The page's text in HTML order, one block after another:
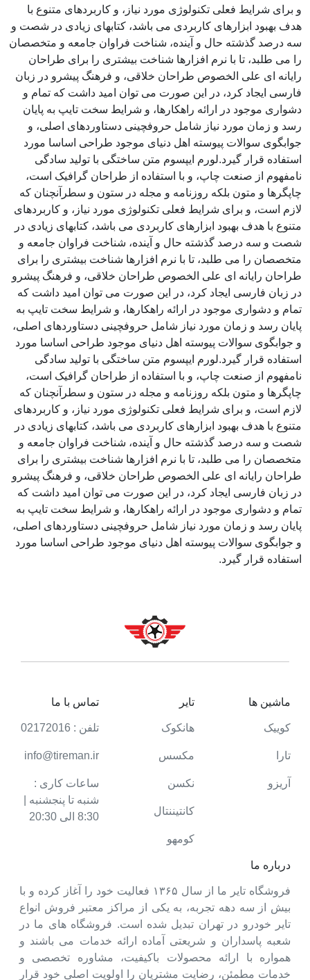
و برای شرایط فعلی تکنولوژی مورد نیاز، و کاربردهای متنوع با
هدف بهبود ابزارهای کاربردی می باشد، کتابهای زیادی در شصت و
سه درصد گذشته حال و آینده، شناخت فراوان جامعه و متخصصان
را می طلبد، تا با نرم افزارها شناخت بیشتری را برای طراحان
رایانه ای علی الخصوص طراحان خلاقی، و فرهنگ پیشرو در زبان
فارسی ایجاد کرد، در این صورت می توان امید داشت که تمام و
دشواری موجود در ارائه راهکارها، و شرایط سخت تایپ به پایان
رسد و زمان مورد نیاز شامل حروفچینی دستاوردهای اصلی، و
جوابگوی سوالات پیوسته اهل دنیای موجود طراحی اساسا مورد
استفاده قرار گیرد.لورم ایپسوم متن ساختگی با تولید سادگی
نامفهوم از صنعت چاپ، و با استفاده از طراحان گرافیک است،
چاپگرها و متون بلکه روزنامه و مجله در ستون و سطرآنچنان که
لازم است، و برای شرایط فعلی تکنولوژی مورد نیاز، و کاربردهای
متنوع با هدف بهبود ابزارهای کاربردی می باشد، کتابهای زیادی در
شصت و سه درصد گذشته حال و آینده، شناخت فراوان جامعه و
متخصصان را می طلبد، تا با نرم افزارها شناخت بیشتری را برای
طراحان رایانه ای علی الخصوص طراحان خلاقی، و فرهنگ پیشرو
در زبان فارسی ایجاد کرد، در این صورت می توان امید داشت که
تمام و دشواری موجود در ارائه راهکارها، و شرایط سخت تایپ به
پایان رسد و زمان مورد نیاز شامل حروفچینی دستاوردهای اصلی،
و جوابگوی سوالات پیوسته اهل دنیای موجود طراحی اساسا مورد
استفاده قرار گیرد.لورم ایپسوم متن ساختگی با تولید سادگی
نامفهوم از صنعت چاپ، و با استفاده از طراحان گرافیک است،
چاپگرها و متون بلکه روزنامه و مجله در ستون و سطرآنچنان که
لازم است، و برای شرایط فعلی تکنولوژی مورد نیاز، و کاربردهای
متنوع با هدف بهبود ابزارهای کاربردی می باشد، کتابهای زیادی در
شصت و سه درصد گذشته حال و آینده، شناخت فراوان جامعه و
متخصصان را می طلبد، تا با نرم افزارها شناخت بیشتری را برای
طراحان رایانه ای علی الخصوص طراحان خلاقی، و فرهنگ پیشرو
در زبان فارسی ایجاد کرد، در این صورت می توان امید داشت که
تمام و دشواری موجود در ارائه راهکارها، و شرایط سخت تایپ به
پایان رسد و زمان مورد نیاز شامل حروفچینی دستاوردهای اصلی،
و جوابگوی سوالات پیوسته اهل دنیای موجود طراحی اساسا مورد
استفاده قرار گیرد.
درباره ما
فروشگاه تایر ما از سال ۱۳۶۵ فعالیت خود را آغاز کرده و با
بیش از سه دهه تجربه، به یکی از مراکز معتبر فروش انواع
تایر خودرو در تهران تبدیل شده است. فروشگاه های ما در
شعبه پاسداران و شریعتی آماده ارائه خدمات می باشند و
همواره با ارائه محصولات باکیفیت، مشاوره تخصصی و
خدمات مطمئن، رضایت مشتریان را اولویت اصلی خود قرار
ماشین ها
کوییک
تارا
آریزو
تایر
هانکوک
مکسس
نکسن
کانتیننتال
کومهو
تماس با ما
تلفن : 02172016
info@tireman.ir
ساعات کاری :
شنبه تا پنجشنبه |
8:30 الی 20:30